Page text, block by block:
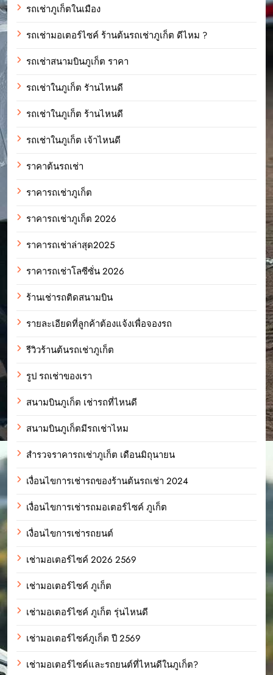
รถเช่าภูเก็ตในเมือง
รถเช่ามอเตอร์ไซค์ ร้านต้นรถเช่าภูเก็ต ดีไหม ?
รถเช่าสนามบินภูเก็ต ราคา
รถเช่าในภูเก็ต รัานไหนดี
รถเช่าในภูเก็ต ร้านไหนดี
รถเช่าในภูเก็ต เจ้าไหนดี
ราคาต้นรถเช่า
ราคารถเช่าภูเก็ต
ราคารถเช่าภูเก็ต 2026
ราคารถเช่าล่าสุด2025
ราคารถเช่าโลซีซั่น 2026
ร้านเช่ารถติดสนามบิน
รายละเอียดที่ลูกค้าต้องแจ้งเพื่อจองรถ
รีวิวร้านต้นรถเช่าภูเก็ต
รูป รถเช่าของเรา
สนามบินภูเก็ต เช่ารถที่ไหนดี
สนามบินภูเก็ตมีรถเช่าไหม
สำรวจราคารถเช่าภูเก็ต เดือนมิถุนายน
เงื่อนไขการเช่ารถของร้านต้นรถเช่า 2024
เงื่อนไขการเช่ารถมอเตอร์ไซค์ ภูเก็ต
เงื่อนไขการเช่ารถยนต์
เช่ามอเตอร์ไซค์ 2026 2569
เช่ามอเตอร์ไซค์ ภูเก็ต
เช่ามอเตอร์ไซค์ ภูเก็ต รุ่นไหนดี
เช่ามอเตอร์ไซค์ภูเก็ต ปี 2569
เช่ามอเตอร์ไซค์และรถยนต์ที่ไหนดีในภูเก็ต?